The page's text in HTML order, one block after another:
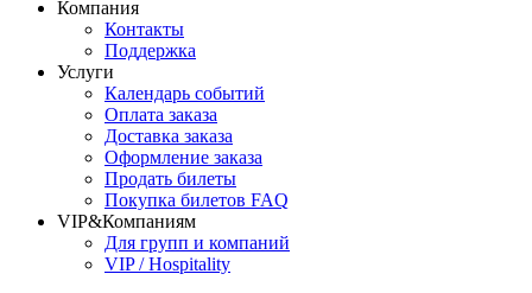
Компания
Контакты
Поддержка
Услуги
Календарь событий
Оплата заказа
Доставка заказа
Оформление заказа
Продать билеты
Покупка билетов FAQ
VIP&Компаниям
Для групп и компаний
VIP / Hospitality